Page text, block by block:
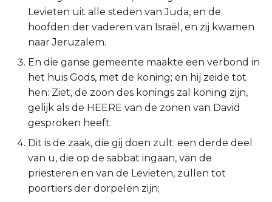
1 Korinthe
2 Korinthe
Galaten
Éfeze
Filipenzen
Kolossenzen
Levieten uit alle steden van Juda, en de
hoofden der vaderen van Israël, en zij kwamen
naar Jeruzalem.
En die ganse gemeente maakte een verbond in
het huis Gods, met de koning; en hij zeide tot
hen: Ziet, de zoon des konings zal koning zijn,
gelijk als de HEERE van de zonen van David
gesproken heeft.
Dit is de zaak, die gij doen zult: een derde deel
van u, die op de sabbat ingaan, van de
priesteren en van de Levieten, zullen tot
poortiers der dorpelen zijn;